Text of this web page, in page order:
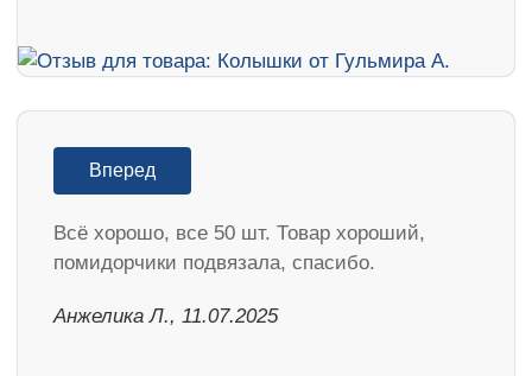
Вперед
Всё хорошо, все 50 шт. Товар хороший,
помидорчики подвязала, спасибо.
Анжелика Л., 11.07.2025